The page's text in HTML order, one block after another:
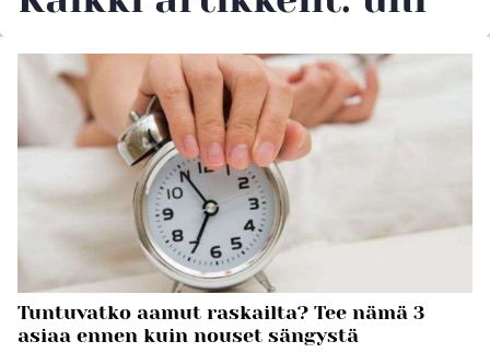
Tuntuvatko aamut raskailta? Tee nämä 3
asiaa ennen kuin nouset sängystä